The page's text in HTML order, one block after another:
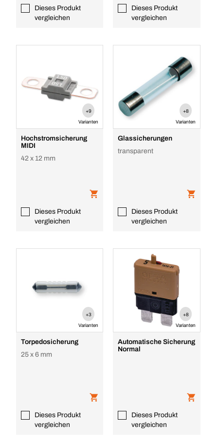
Dieses Produkt
vergleichen
Dieses Produkt
vergleichen
+9
Varianten
Hochstromsicherung
MIDI
42 x 12 mm
Dieses Produkt
vergleichen
+8
Varianten
Glassicherungen
transparent
Dieses Produkt
vergleichen
+3
Varianten
Torpedosicherung
25 x 6 mm
Dieses Produkt
vergleichen
+8
Varianten
Automatische Sicherung
Normal
Dieses Produkt
vergleichen